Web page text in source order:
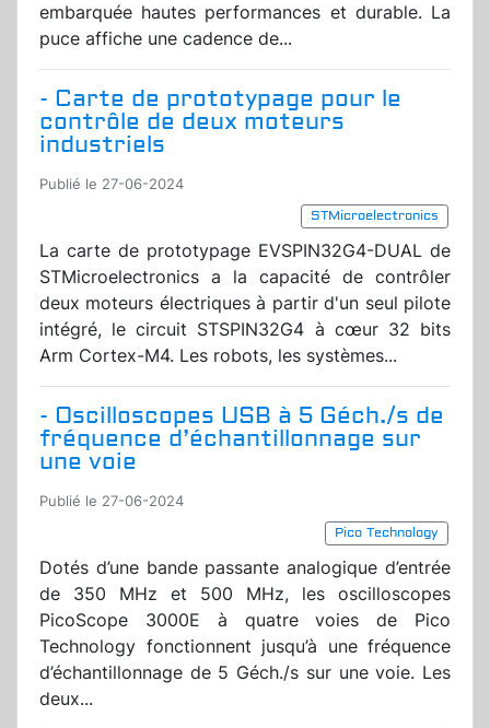
embarquée hautes performances et durable. La
puce affiche une cadence de...
- Carte de prototypage pour le
contrôle de deux moteurs
industriels
Publié le 27-06-2024
STMicroelectronics
La carte de prototypage EVSPIN32G4-DUAL de
STMicroelectronics a la capacité de contrôler
deux moteurs électriques à partir d'un seul pilote
intégré, le circuit STSPIN32G4 à cœur 32 bits
Arm Cortex-M4. Les robots, les systèmes...
- Oscilloscopes USB à 5 Géch./s de
fréquence d’échantillonnage sur
une voie
Publié le 27-06-2024
Pico Technology
Dotés d’une bande passante analogique d’entrée
de 350 MHz et 500 MHz, les oscilloscopes
PicoScope 3000E à quatre voies de Pico
Technology fonctionnent jusqu’à une fréquence
d’échantillonnage de 5 Géch./s sur une voie. Les
deux...